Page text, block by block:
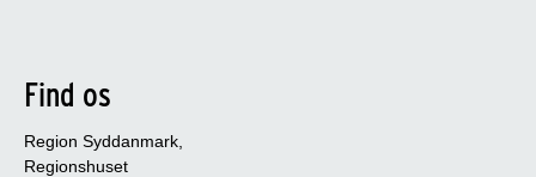
Find os
Region Syddanmark,
Regionshuset